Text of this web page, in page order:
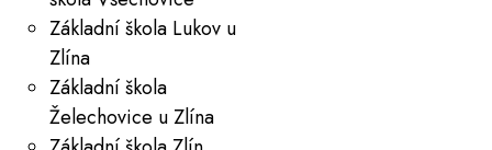
Základní škola Lukov u
Zlína
Základní škola
Želechovice u Zlína